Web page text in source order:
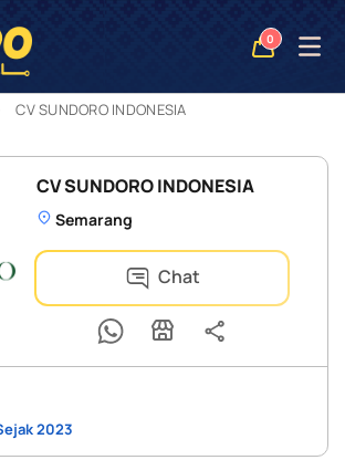
0
Open
CV SUNDORO INDONESIA
CV SUNDORO INDONESIA
Semarang
Chat
2023